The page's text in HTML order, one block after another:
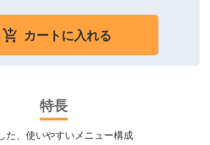
カートに入れる
特長
た、使いやすいメニュー構成